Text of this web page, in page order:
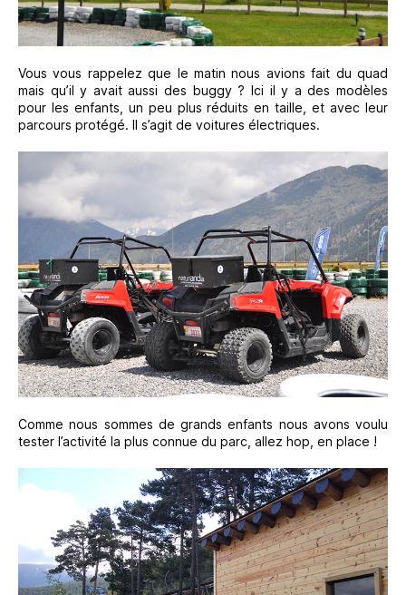
Vous vous rappelez que le matin nous avions fait du quad
mais qu’il y avait aussi des buggy ? Ici il y a des modèles
pour les enfants, un peu plus réduits en taille, et avec leur
parcours protégé. Il s’agit de voitures électriques.
Comme nous sommes de grands enfants nous avons voulu
tester l’activité la plus connue du parc, allez hop, en place !